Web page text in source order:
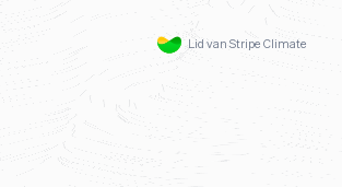
Lid van Stripe Climate